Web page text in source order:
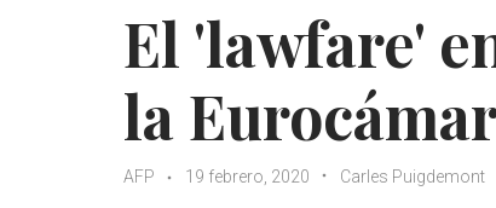
El 'lawfare'
la
AFP 19 febrero, 2020 Carles Puigdemont